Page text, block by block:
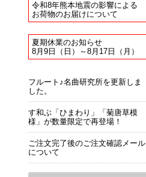
令和8年熊本地震の影響による
お荷物のお届けについて
夏期休業のお知らせ
8月9日（日）～8月17日（月）
フルート♪名曲研究所を更新しま
した。
す和ぶ「ひまわり」「菊唐草模
様」が数量限定で再登場！
ご注文完了後のご注文確認メール
について